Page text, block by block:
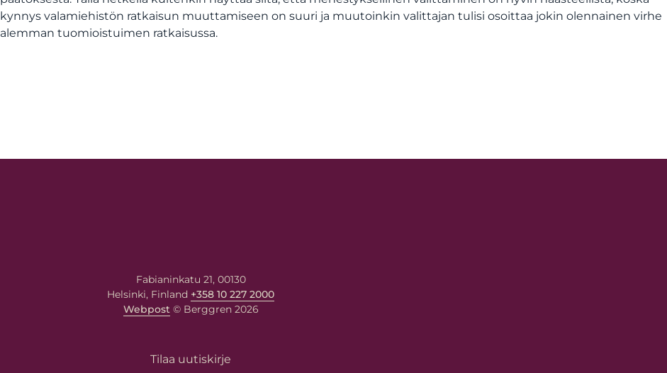
kynnys valamiehistön ratkaisun muuttamiseen on suuri ja muutoinkin valittajan tulisi osoittaa jokin olennainen virhe
alemman tuomioistuimen ratkaisussa.
Fabianinkatu 21, 00130
Helsinki, Finland +358 10 227 2000
Webpost© Berggren 2026
Tilaa uutiskirje